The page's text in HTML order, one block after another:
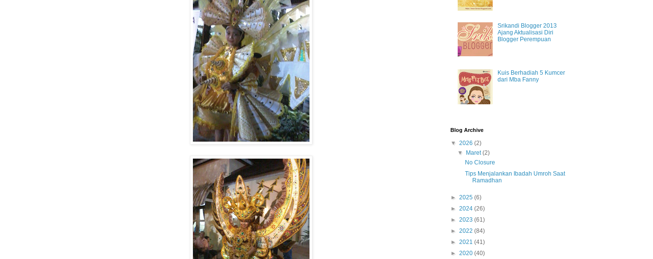
Srikandi Blogger 2013
Ajang Aktualisasi Diri
Blogger Perempuan
Kuis Berhadiah 5 Kumcer
dari Mba Fanny
Blog Archive
▼ 2026 (2)
▼ Maret(2)
No Closure
Tips Menjalankan Ibadah Umroh Saat
Ramadhan
► 2025 (6)
► 2024 (26)
► 2023 (61)
► 2022 (84)
► 2021 (41)
► 2020 (40)